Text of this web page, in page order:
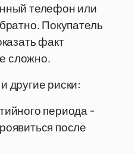
телефон или
Покупатель
факт
сложно.
другие риски:
периода -
после